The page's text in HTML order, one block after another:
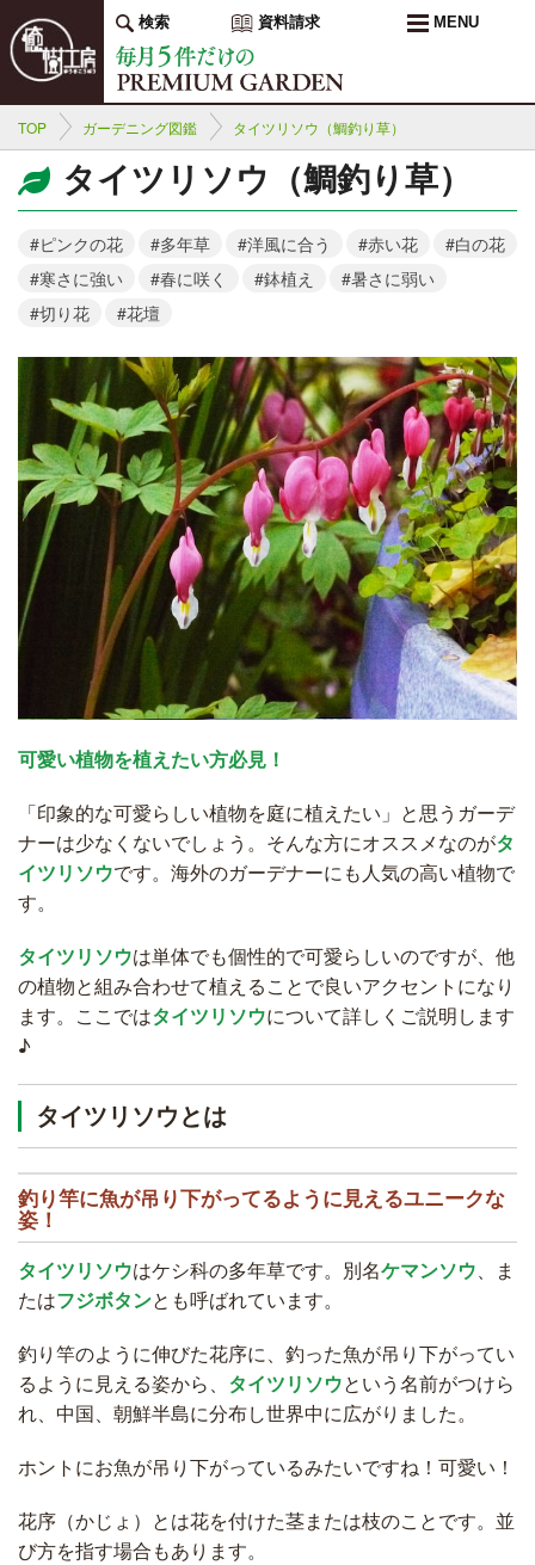
検索 資料請求 MENU
TOP ガーデニング図鑑 タイツリソウ（鯛釣り草）
タイツリソウ（鯛釣り草）
#ピンクの花 #多年草 #洋風に合う #赤い花
#白の花
#寒さに強い
#春に咲く #鉢植え
#暑さに弱い
#切り花
#花壇
可愛い植物を植えたい方必見！
「印象的な可愛らしい植物を庭に植えたい」と思うガーデ
ナーは少なくないでしょう。そんな方にオススメなのがタ
イツリソウです。海外のガーデナーにも人気の高い植物で
す。
タイツリソウは単体でも個性的で可愛らしいのですが、他
の植物と組み合わせて植えることで良いアクセントになり
ます。ここではタイツリソウについて詳しくご説明します
♪
タイツリソウとは
釣り竿に魚が吊り下がってるように見えるユニークな
姿！
タイツリソウはケシ科の多年草です。別名ケマンソウ 、ま
たはフジボタンとも呼ばれています。
釣り竿のように伸びた花序に、釣った魚が吊り下がってい
るように見える姿から、 タイツリソウという名前がつけら
れ、中国、朝鮮半島に分布し世界中に広がりました。
ホントにお魚が吊り下がっているみたいですね！可愛い！
花序（かじょ）とは花を付けた茎または枝のことです。並
び方を指す場合もあります。